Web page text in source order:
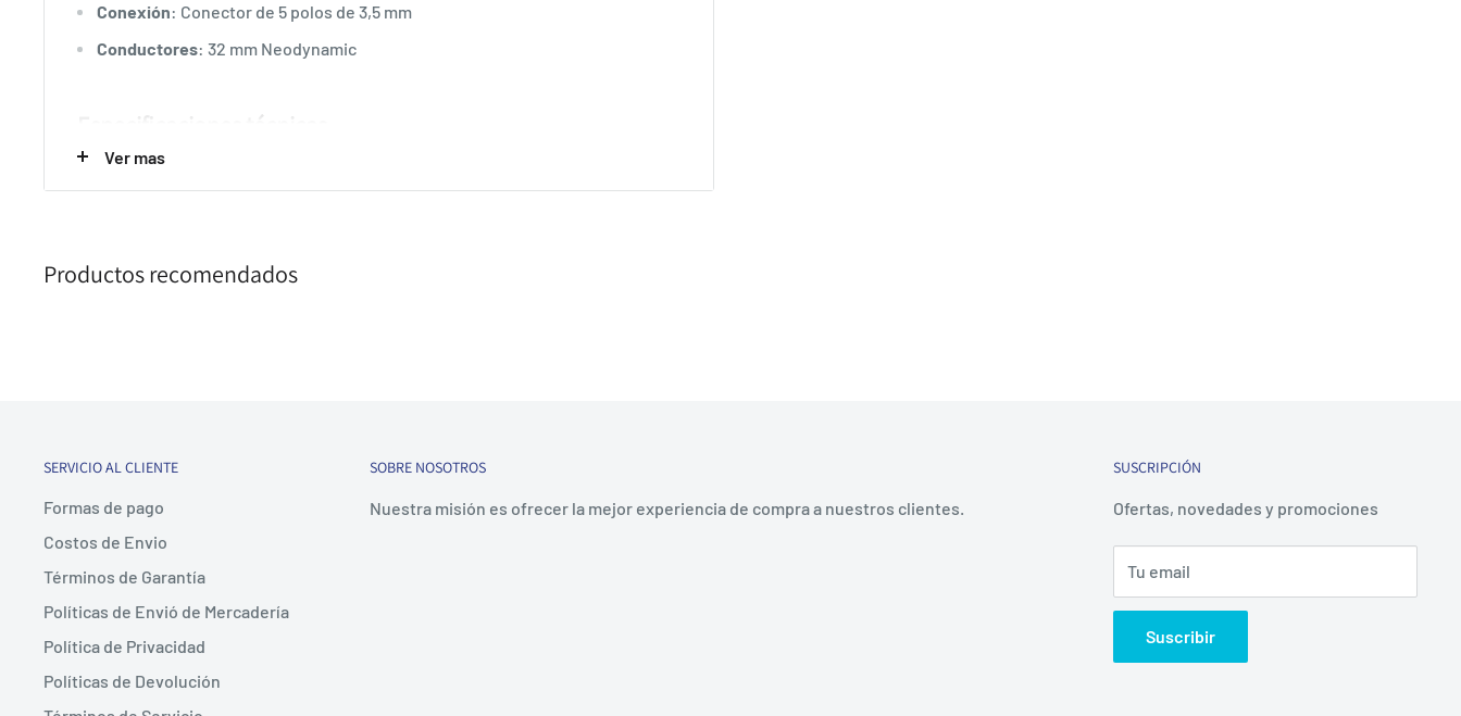
Conexión: Conector de 5 polos de 3,5 mm
Conductores: 32 mm Neodynamic
Especificaciones técnicas
Ver mas
Productos recomendados
SERVICIO AL CLIENTE
Formas de pago
Costos de Envio
Términos de Garantía
Políticas de Envió de Mercadería
Política de Privacidad
Políticas de Devolución
SOBRE NOSOTROS
Nuestra misión es ofrecer la mejor experiencia de compra a nuestros clientes.
SUSCRIPCIÓN
Ofertas, novedades y promociones
Tu email
Suscribir